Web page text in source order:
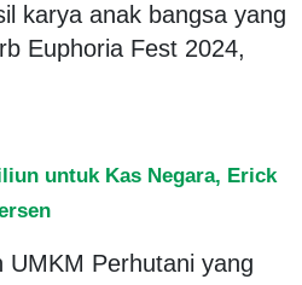
karya anak bangsa yang
Euphoria Fest 2024,
untuk Kas Negara, Erick
UMKM Perhutani yang